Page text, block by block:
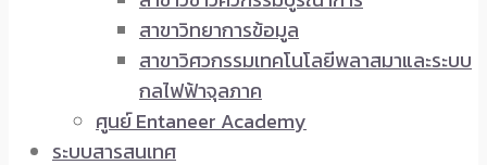
สาขาวิทยาการข้อมูล
สาขาวิศวกรรมเทคโนโลยีพลาสมาและระบบ
กลไฟฟ้าจุลภาค
ศูนย์ Entaneer Academy
ระบบสารสนเทศ